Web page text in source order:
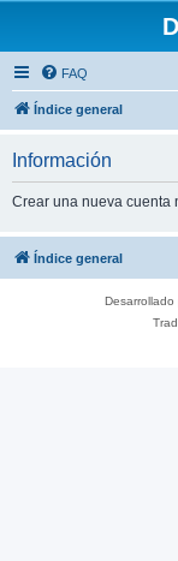
FAQ
Índice general
Información
Crear una nueva cuenta
Índice general
Desarrollado